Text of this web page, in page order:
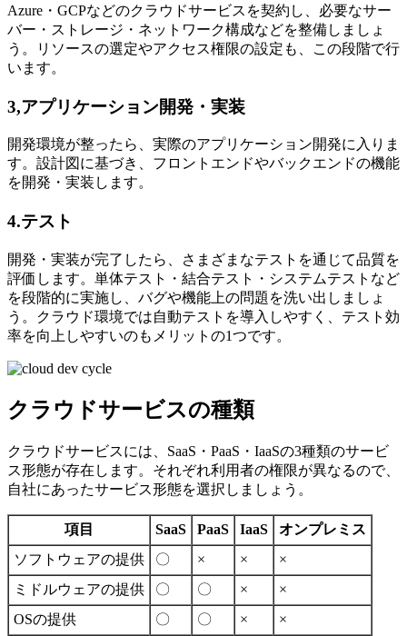
Azure・GCPなどのクラウドサービスを契約し、必要なサー
バー・ストレージ・ネットワーク構成などを整備しましょ
う。リソースの選定やアクセス権限の設定も、この段階で行
います。
3,アプリケーション開発・実装
開発環境が整ったら、実際のアプリケーション開発に入りま
す。設計図に基づき、フロントエンドやバックエンドの機能
を開発・実装します。
4.テスト
開発・実装が完了したら、さまざまなテストを通じて品質を
評価します。単体テスト・結合テスト・システムテストなど
を段階的に実施し、バグや機能上の問題を洗い出しましょ
う。クラウド環境では自動テストを導入しやすく、テスト効
率を向上しやすいのもメリットの1つです。
クラウドサービスの種類
クラウドサービスには、SaaS・PaaS・IaaSの3種類のサービ
ス形態が存在します。それぞれ利用者の権限が異なるので、
自社にあったサービス形態を選択しましょう。
項目 SaaS PaaS IaaS
オンプレミス
ソフトウェアの提供
〇 × ×
×
ミドルウェアの提供
〇 〇 ×
×
OSの提供
〇 〇 ×
×